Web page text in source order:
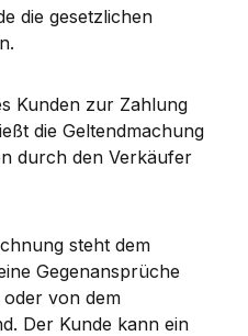
die gesetzlichen
Kunden zur Zahlung
die Geltendmachung
durch den Verkäufer
steht dem
Gegenansprüche
von dem
Der Kunde kann ein